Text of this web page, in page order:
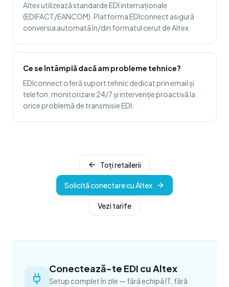
Altex utilizează standarde EDI internaționale
(EDIFACT/EANCOM). Platforma EDIconnect asigură
conversia automată în/din formatul cerut de Altex.
Ce se întâmplă dacă am probleme tehnice?
EDIconnect oferă suport tehnic dedicat prin email și
telefon, monitorizare 24/7 și intervenție proactivă la
orice problemă de transmisie EDI.
Toți retailerii
Solicită conectare cu Altex
Vezi tarife
Conectează-te EDI cu Altex
Setup complet în zile — fără echipă IT, fără